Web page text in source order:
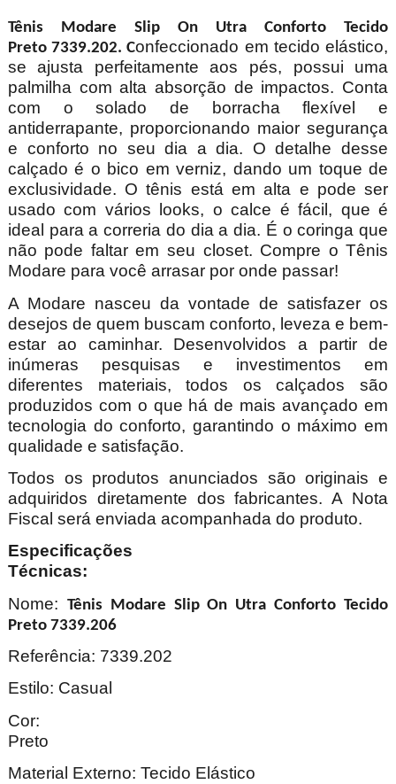
Tênis Modare Slip On Utra Conforto Tecido
Preto 7339.202. Confeccionado em tecido elástico,
se ajusta perfeitamente aos pés, possui uma
palmilha com alta absorção de impactos. Conta
com o solado de borracha flexível e
antiderrapante, proporcionando maior segurança
e conforto no seu dia a dia. O detalhe desse
calçado é o bico em verniz, dando um toque de
exclusividade. O tênis está em alta e pode ser
usado com vários looks, o calce é fácil, que é
ideal para a correria do dia a dia. É o coringa que
não pode faltar em seu closet. Compre o Tênis
Modare para você arrasar por onde passar!
A Modare nasceu da vontade de satisfazer os
desejos de quem buscam conforto, leveza e bem-
estar ao caminhar. Desenvolvidos a partir de
inúmeras pesquisas e investimentos em
diferentes materiais, todos os calçados são
produzidos com o que há de mais avançado em
tecnologia do conforto, garantindo o máximo em
qualidade e satisfação.
Todos os produtos anunciados são originais e
adquiridos diretamente dos fabricantes. A Nota
Fiscal será enviada acompanhada do produto.
Especificações
Nome: Tênis Modare Slip On Utra Conforto Tecido
Preto 7339.206
Referência: 7339.202
Estilo: Casual
Cor:
Material Externo: Tecido Elástico